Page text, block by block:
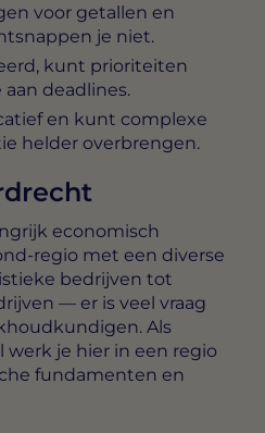
voor getallen en
je niet.
kunt prioriteiten
deadlines.
en kunt complexe
helder overbrengen.
economisch
regio met een diverse
bedrijven tot
— er is veel vraag
Als
werk je hier in een regio
fundamenten en